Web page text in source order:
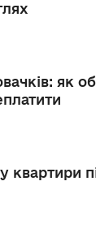
як
квартири